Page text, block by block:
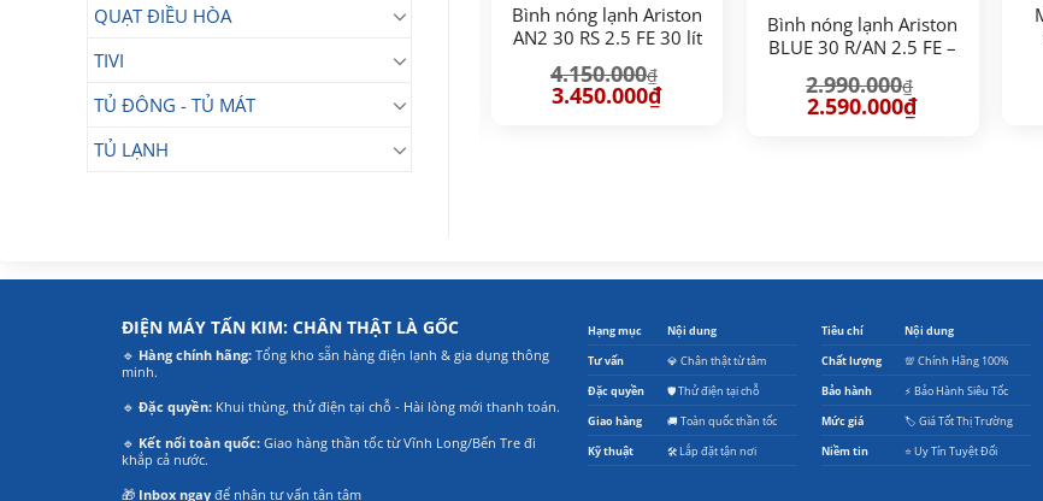
QUẠT ĐIỀU HÒA
TIVI
TỦ ĐÔNG - TỦ MÁT
TỦ LẠNH
Bình nóng lạnh Ariston
AN2 30 RS 2.5 FE 30 lít
4.150.000₫
Giá
gốc
3.450.000₫Giá
Bình nóng lạnh Ariston
BLUE 30 R/AN 2.5 FE –
2.990.000₫
Giá
gốc
2.590.000₫Giá
Máy nước nóng trực
tiếp Ariston Aures
bơm
4.500.000 ₫
4.500.000₫.
3.590.000₫Giá
tại
là:
Slim3 SL3 20 RS VN
₫Giá
tại
ĐIỆN MÁY TẤN KIM: CHÂN THẬT LÀ GỐC
🔹 Hàng chính hãng:Tổng kho sẵn hàng điện lạnh & gia dụng thông
minh.
🔹 Đặc quyền:Khui thùng, thử điện tại chỗ - Hài lòng mới thanh toán.
🔹 Kết nối toàn quốc:Giao hàng thần tốc từ Vĩnh Long/Bến Tre đi
khắp cả nước.
🎁 Inbox ngayđể nhận tư vấn tận tâm
Hạng mục Nội dung
Tư vấn 💎 Chân thật từ tâm
Đặc quyền 🛡️ Thử điện tại chỗ
Giao hàng 🚚 Toàn quốc thần tốc
Kỹ thuật 🛠️ Lắp đặt tận nơi
Tiêu chí Nội dung
Chất lượng 💯 Chính Hãng 100%
Bảo hành ⚡ Bảo Hành Siêu Tốc
Mức giá 🏷️ Giá Tốt Thị Trường
Niềm tin ⭐ Uy Tín Tuyệt Đối